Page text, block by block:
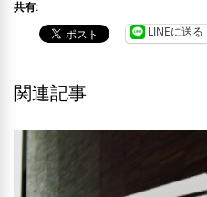
共有:
LINEに送る
関連記事